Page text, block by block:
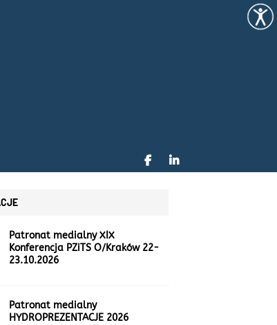
Patronat medialny XIX
Konferencja PZiTS O/Kraków 22-
23.10.2026
Patronat medialny
HYDROPREZENTACJE 2026